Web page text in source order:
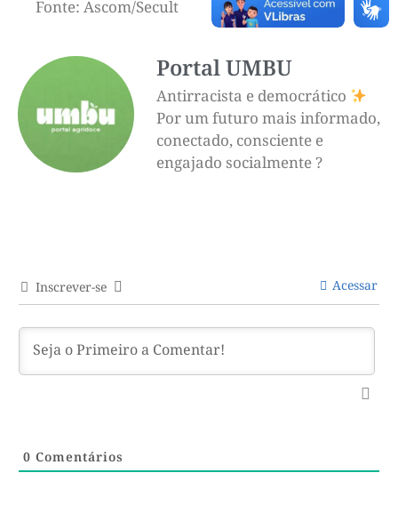
Fonte: Ascom/Secult
Portal UMBU
Antirracista e democrático
Por um futuro mais informado,
conectado, consciente e
engajado socialmente ?
Inscrever-se Acessar
0 Comentários